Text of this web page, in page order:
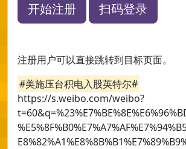
开始注册 扫码登录
注册用户可以直接跳转到目标页面。
#美施压台积电入股英特尔#
https://s.weibo.com/weibo?